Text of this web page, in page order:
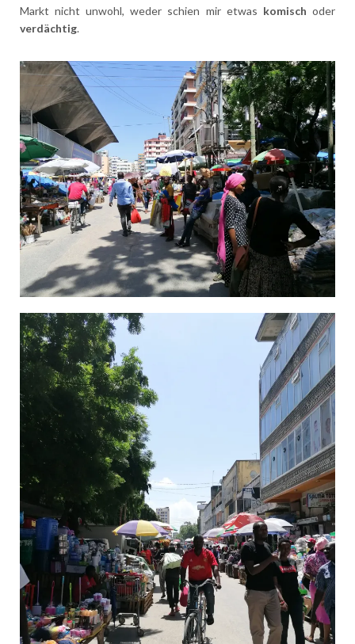
Markt nicht unwohl, weder schien mir etwas komisch oder
verdächtig.